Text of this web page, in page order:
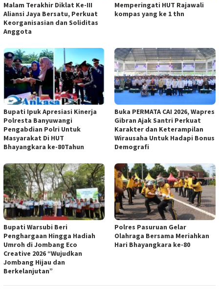
Malam Terakhir Diklat Ke-III
Aliansi Jaya Bersatu, Perkuat
Keorganisasian dan Soliditas
Anggota
Memperingati HUT Rajawali
kompas yang ke 1 thn
Bupati Ipuk Apresiasi Kinerja
Polresta Banyuwangi
Pengabdian Polri Untuk
Masyarakat Di HUT
Bhayangkara ke-80Tahun
Buka PERMATA CAI 2026, Wapres
Gibran Ajak Santri Perkuat
Karakter dan Keterampilan
Wirausaha Untuk Hadapi Bonus
Demografi
Bupati Warsubi Beri
Penghargaan Hingga Hadiah
Umroh di Jombang Eco
Creative 2026 “Wujudkan
Jombang Hijau dan
Berkelanjutan”
Polres Pasuruan Gelar
Olahraga Bersama Meriahkan
Hari Bhayangkara ke-80